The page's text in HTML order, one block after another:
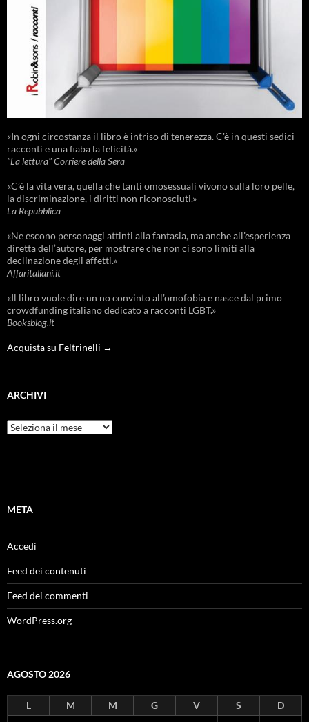
«In ogni circostanza il libro è intriso di tenerezza. C'è in questi sedici
racconti e una fiaba la felicità.»
"La lettura" Corriere della Sera
«C’è la vita vera, quella che tanti omosessuali vivono sulla loro pelle,
la discriminazione, i diritti non riconosciuti.»
La Repubblica
«Ne escono personaggi attinti alla fantasia, ma anche all’esperienza
diretta dell’autore, per mostrare che non ci sono limiti alla
declinazione degli affetti.»
Affaritaliani.it
«Il libro vuole dire un no convinto all’omofobia e nasce dal primo
crowdfunding italiano dedicato a racconti LGBT.»
Booksblog.it
Acquista su Feltrinelli →
ARCHIVI
Archivi
META
Accedi
Feed dei contenuti
Feed dei commenti
WordPress.org
AGOSTO 2026
L M M G V S
D